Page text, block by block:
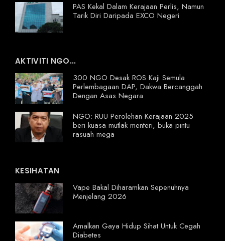
PAS Kekal Dalam Kerajaan Perlis, Namun
Tarik Diri Daripada EXCO Negeri
AKTIVITI NGO...
300 NGO Desak ROS Kaji Semula
Perlembagaan DAP, Dakwa Bercanggah
Dengan Asas Negara
NGO: RUU Perolehan Kerajaan 2025
beri kuasa mutlak menteri, buka pintu
rasuah mega
KESIHATAN
Vape Bakal Diharamkan Sepenuhnya
Menjelang 2026
Amalkan Gaya Hidup Sihat Untuk Cegah
Diabetes